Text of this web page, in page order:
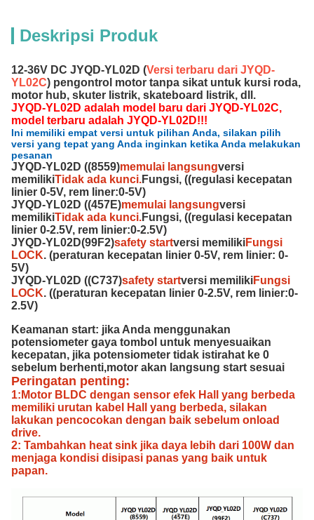
Deskripsi Produk
12-36V DC JYQD-YL02D (Versi terbaru dari JYQD-
YL02C) pengontrol motor tanpa sikat untuk kursi roda,
motor hub, skuter listrik, skateboard listrik, dll.
JYQD-YL02D adalah model baru dari JYQD-YL02C,
model terbaru adalah JYQD-YL02D!!!
Ini memiliki empat versi untuk pilihan Anda, silakan pilih
versi yang tepat yang Anda inginkan ketika Anda melakukan
pesanan
JYQD-YL02D ((8559)memulai langsungversi
memilikiTidak ada kunci.Fungsi, ((regulasi kecepatan
linier 0-5V, rem liner:0-5V)
JYQD-YL02D ((457E)memulai langsungversi
memilikiTidak ada kunci.Fungsi, ((regulasi kecepatan
linier 0-2.5V, rem linier:0-2.5V)
JYQD-YL02D(99F2)safety startversi memilikiFungsi
LOCK. (peraturan kecepatan linier 0-5V, rem linier: 0-
5V)
JYQD-YL02D ((C737)safety startversi memilikiFungsi
LOCK. ((peraturan kecepatan linier 0-2.5V, rem linier:0-
2.5V)
Keamanan start: jika Anda menggunakan
potensiometer gaya tombol untuk menyesuaikan
kecepatan, jika potensiometer tidak istirahat ke 0
sebelum berhenti,motor akan langsung start sesuai
Peringatan penting:
1:Motor BLDC dengan sensor efek Hall yang berbeda
memiliki urutan kabel Hall yang berbeda, silakan
lakukan pencocokan dengan baik sebelum onload
drive.
2: Tambahkan heat sink jika daya lebih dari 100W dan
menjaga kondisi disipasi panas yang baik untuk
papan.